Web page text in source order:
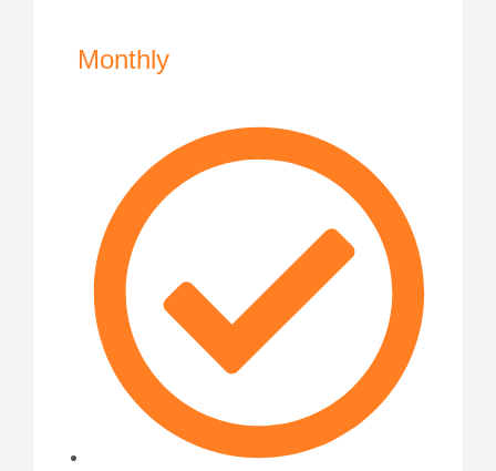
Monthly